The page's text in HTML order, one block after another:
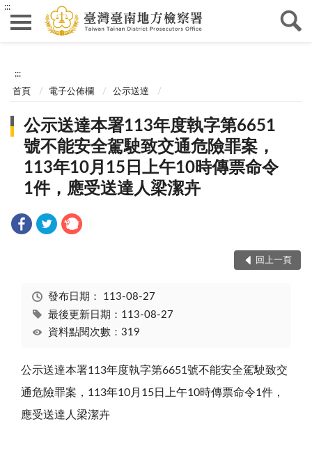
:::
:::
首頁 電子公佈欄 公示送達
公示送達本署113年度執字第6651
號不能安全駕駛致交通危險罪案，
113年10月15日上午10時傳票命令
1件，應受送達人梁潔卉
回上一頁
發布日期： 113-08-27
最後更新日期：113-08-27
資料點閱次數：319
公示送達本署113年度執字第6651號不能安全駕駛致交
通危險罪案，113年10月15日上午10時傳票命令1件，
應受送達人梁潔卉